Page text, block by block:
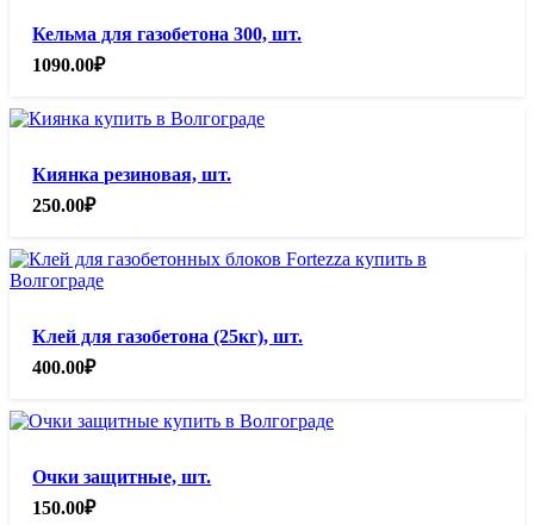
Кельма для газобетона 300, шт.
1090.00₽
Киянка резиновая, шт.
250.00₽
Клей для газобетона (25кг), шт.
400.00₽
Очки защитные, шт.
150.00₽